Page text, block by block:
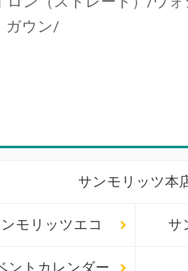
ガウン/
サンモリッツ本
モリッツエコ サ